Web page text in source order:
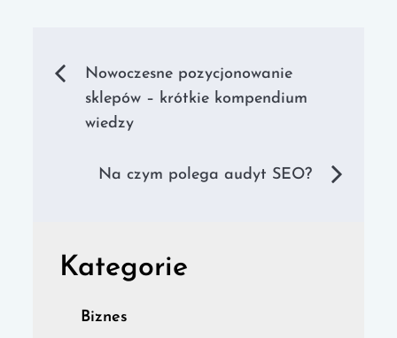
Nawigacja
wpisu
Nowoczesne pozycjonowanie
sklepów – krótkie kompendium
wiedzy
Na czym polega audyt SEO?
Kategorie
Biznes